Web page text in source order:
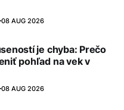
08 AUG 2026
je chyba: Prečo
pohľad na vek v
08 AUG 2026